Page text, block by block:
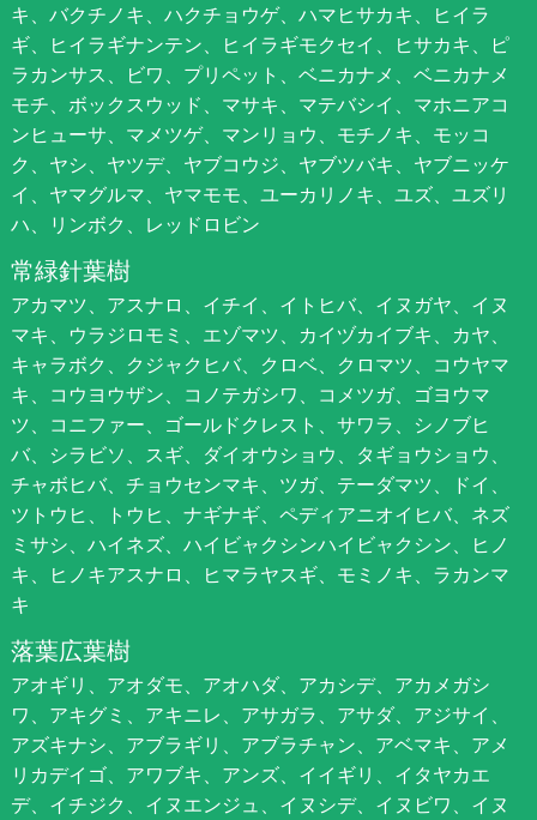
キ、バクチノキ、ハクチョウゲ、ハマヒサカキ、ヒイラ
ギ、ヒイラギナンテン、ヒイラギモクセイ、ヒサカキ、ピ
ラカンサス、ビワ、プリペット、ベニカナメ、ベニカナメ
モチ、ボックスウッド、マサキ、マテバシイ、マホニアコ
ンヒューサ、マメツゲ、マンリョウ、モチノキ、モッコ
ク、ヤシ、ヤツデ、ヤブコウジ、ヤブツバキ、ヤブニッケ
イ、ヤマグルマ、ヤマモモ、ユーカリノキ、ユズ、ユズリ
ハ、リンボク、レッドロビン
常緑針葉樹
アカマツ、アスナロ、イチイ、イトヒバ、イヌガヤ、イヌ
マキ、ウラジロモミ、エゾマツ、カイヅカイブキ、カヤ、
キャラボク、クジャクヒバ、クロベ、クロマツ、コウヤマ
キ、コウヨウザン、コノテガシワ、コメツガ、ゴヨウマ
ツ、コニファー、ゴールドクレスト、サワラ、シノブヒ
バ、シラビソ、スギ、ダイオウショウ、タギョウショウ、
チャボヒバ、チョウセンマキ、ツガ、テーダマツ、ドイ、
ツトウヒ、トウヒ、ナギナギ、ペディアニオイヒバ、ネズ
ミサシ、ハイネズ、ハイビャクシンハイビャクシン、ヒノ
キ、ヒノキアスナロ、ヒマラヤスギ、モミノキ、ラカンマ
キ
落葉広葉樹
アオギリ、アオダモ、アオハダ、アカシデ、アカメガシ
ワ、アキグミ、アキニレ、アサガラ、アサダ、アジサイ、
アズキナシ、アブラギリ、アブラチャン、アベマキ、アメ
リカデイゴ、アワブキ、アンズ、イイギリ、イタヤカエ
デ、イチジク、イヌエンジュ、イヌシデ、イヌビワ、イヌ